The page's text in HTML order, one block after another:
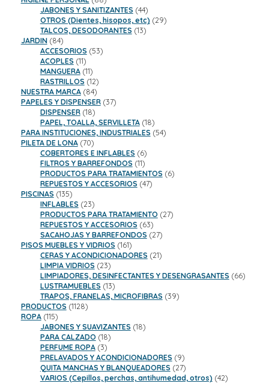
productos
JABONES Y SANITIZANTES 4444
productos
OTROS (Dientes, hisopos, etc) 2929
TALCOS, DESODORANTES 1313
JARDIN 8484
productos
ACCESORIOS 5353
ACOPLES 1111
productos
MANGUERA 1111
productos
RASTRILLOS 1212
productos
NUESTRA MARCA 8484
productos
PAPELES Y DISPENSER 3737
DISPENSER 1818
productos
PAPEL, TOALLA, SERVILLETA 1818
productos
PARA INSTITUCIONES, INDUSTRIALES 5454
PILETA DE LONA 7070
productos
COBERTORES E INFLABLES 66
productos
FILTROS Y BARREFONDOS 1111
productos
PRODUCTOS PARA TRATAMIENTOS 66
REPUESTOS Y ACCESORIOS 4747
PISCINAS 135135
productos
INFLABLES 2323
productos
PRODUCTOS PARA TRATAMIENTO 2727
REPUESTOS Y ACCESORIOS 6363
productos
SACAHOJAS Y BARREFONDOS 2727
PISOS MUEBLES Y VIDRIOS 161161
productos
CERAS Y ACONDICIONADORES 2121
LIMPIA VIDRIOS 2323
productos
LIMPIADORES, DESINFECTANTES Y DESENGRASANTES 6666
LUSTRAMUEBLES 1313
productos
TRAPOS, FRANELAS, MICROFIBRAS 3939
PRODUCTOS 11281128
ROPA 115115
productos
JABONES Y SUAVIZANTES 1818
PARA CALZADO 1818
PERFUME ROPA 33
productos
PRELAVADOS Y ACONDICIONADORES 99
productos
QUITA MANCHAS Y BLANQUEADORES 2727
productos
VARIOS (Cepillos, perchas, antihumedad, otros) 4242